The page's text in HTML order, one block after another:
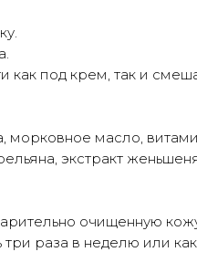
как под крем, так и
морковное масло,
экстракт
очищенную
три раза в неделю или